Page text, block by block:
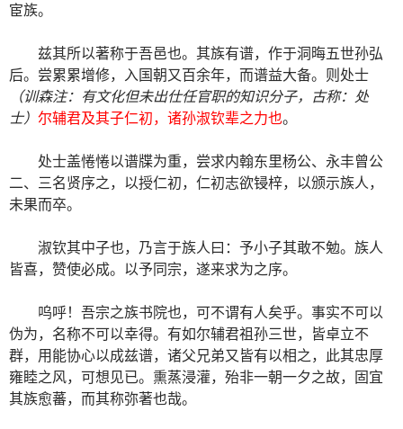
宦族。
兹其所以著称于吾邑也。其族有谱，作于洞晦五世孙弘
后。尝累累增修，入国朝又百余年，而谱益大备。则处士
（训森注：有文化但未出仕任官职的知识分子，古称：处
士） 尔辅君及其子仁初，诸孙淑钦辈之力也。
处士盖惓惓以谱牒为重，尝求内翰东里杨公、永丰曾公
二、三名贤序之，以授仁初，仁初志欲锓梓，以颁示族人，
未果而卒。
淑钦其中子也，乃言于族人曰：予小子其敢不勉。族人
皆喜，赞使必成。以予同宗，遂来求为之序。
呜呼！吾宗之族书院也，可不谓有人矣乎。事实不可以
伪为，名称不可以幸得。有如尔辅君祖孙三世，皆卓立不
群，用能协心以成兹谱，诸父兄弟又皆有以相之，此其忠厚
雍睦之风，可想见已。熏蒸浸灌，殆非一朝一夕之故，固宜
其族愈蕃，而其称弥著也哉。